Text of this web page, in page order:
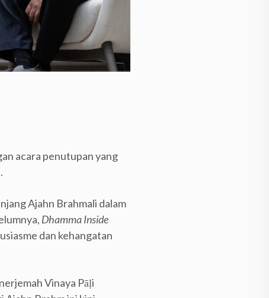
acara penutupan yang
Ajahn Brahmali dalam
Dhamma Inside
dan kehangatan
Vinaya Pāḷi